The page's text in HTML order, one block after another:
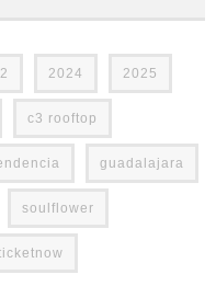
2024 2025
c3 rooftop
guadalajara
soulflower